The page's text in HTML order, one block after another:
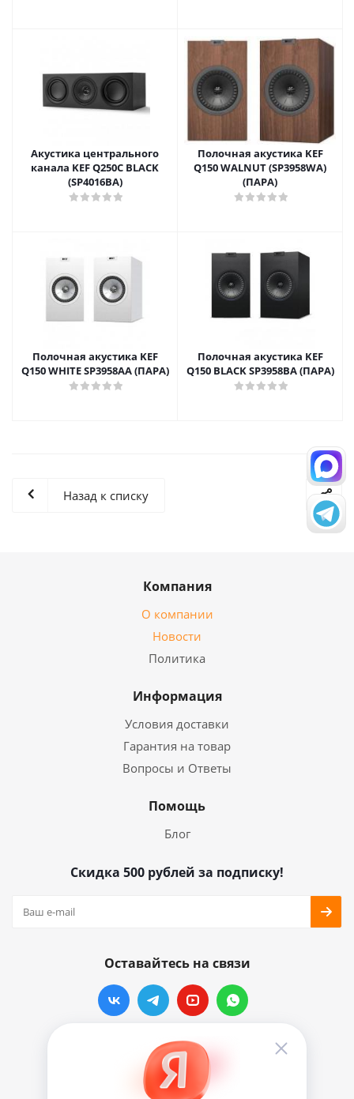
Акустика центрального
канала KEF Q250C BLACK
(SP4016BA)
Полочная акустика KEF
Q150 WALNUT (SP3958WA)
(ПАРА)
Полочная акустика KEF
Q150 WHITE SP3958AA (ПАРА)
Полочная акустика KEF
Q150 BLACK SP3958BA (ПАРА)
Назад к списку
Компания
О компании
Новости
Политика
Информация
Условия доставки
Гарантия на товар
Вопросы и Ответы
Помощь
Блог
Скидка 500 рублей за подписку!
Оставайтесь на связи
Наши контакты
info@vinylmarkt.ru